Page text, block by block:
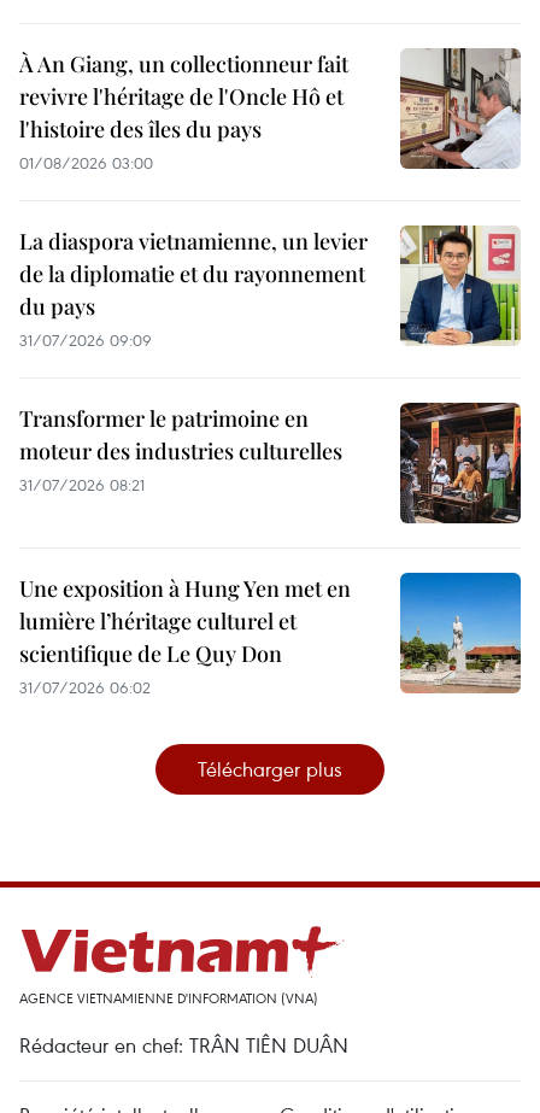
À An Giang, un collectionneur fait
revivre l'héritage de l'Oncle Hô et
l'histoire des îles du pays
01/08/2026 03:00
La diaspora vietnamienne, un levier
de la diplomatie et du rayonnement
du pays
31/07/2026 09:09
Transformer le patrimoine en
moteur des industries culturelles
31/07/2026 08:21
Une exposition à Hung Yen met en
lumière l’héritage culturel et
scientifique de Le Quy Don
31/07/2026 06:02
Télécharger plus
AGENCE VIETNAMIENNE D'INFORMATION (VNA)
Rédacteur en chef: TRÂN TIÊN DUÂN